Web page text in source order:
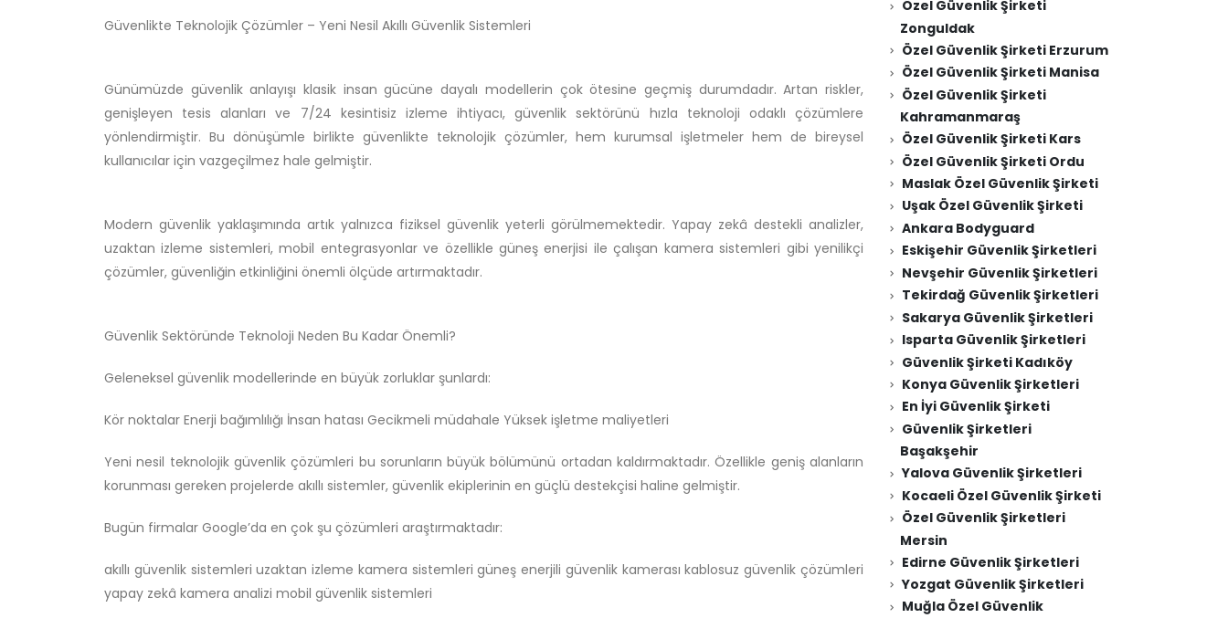
Güvenlikte Teknolojik Çözümler – Yeni Nesil Akıllı Güvenlik Sistemleri
Günümüzde güvenlik anlayışı klasik insan gücüne dayalı modellerin çok ötesine geçmiş durumdadır. Artan riskler,
genişleyen tesis alanları ve 7/24 kesintisiz izleme ihtiyacı, güvenlik sektörünü hızla teknoloji odaklı çözümlere
yönlendirmiştir. Bu dönüşümle birlikte güvenlikte teknolojik çözümler, hem kurumsal işletmeler hem de bireysel
kullanıcılar için vazgeçilmez hale gelmiştir.
Modern güvenlik yaklaşımında artık yalnızca fiziksel güvenlik yeterli görülmemektedir. Yapay zekâ destekli analizler,
uzaktan izleme sistemleri, mobil entegrasyonlar ve özellikle güneş enerjisi ile çalışan kamera sistemleri gibi yenilikçi
çözümler, güvenliğin etkinliğini önemli ölçüde artırmaktadır.
Güvenlik Sektöründe Teknoloji Neden Bu Kadar Önemli?
Geleneksel güvenlik modellerinde en büyük zorluklar şunlardı:
Kör noktalar Enerji bağımlılığı İnsan hatası Gecikmeli müdahale Yüksek işletme maliyetleri
Yeni nesil teknolojik güvenlik çözümleri bu sorunların büyük bölümünü ortadan kaldırmaktadır. Özellikle geniş alanların
korunması gereken projelerde akıllı sistemler, güvenlik ekiplerinin en güçlü destekçisi haline gelmiştir.
Bugün firmalar Google’da en çok şu çözümleri araştırmaktadır:
akıllı güvenlik sistemleri uzaktan izleme kamera sistemleri güneş enerjili güvenlik kamerası kablosuz güvenlik çözümleri
yapay zekâ kamera analizi mobil güvenlik sistemleri
Özel Güvenlik Şirketi
Zonguldak
Özel Güvenlik Şirketi Erzurum
Özel Güvenlik Şirketi Manisa
Özel Güvenlik Şirketi
Kahramanmaraş
Özel Güvenlik Şirketi Kars
Özel Güvenlik Şirketi Ordu
Maslak Özel Güvenlik Şirketi
Uşak Özel Güvenlik Şirketi
Ankara Bodyguard
Eskişehir Güvenlik Şirketleri
Nevşehir Güvenlik Şirketleri
Tekirdağ Güvenlik Şirketleri
Sakarya Güvenlik Şirketleri
Isparta Güvenlik Şirketleri
Güvenlik Şirketi Kadıköy
Konya Güvenlik Şirketleri
En İyi Güvenlik Şirketi
Güvenlik Şirketleri
Başakşehir
Yalova Güvenlik Şirketleri
Kocaeli Özel Güvenlik Şirketi
Özel Güvenlik Şirketleri
Mersin
Edirne Güvenlik Şirketleri
Yozgat Güvenlik Şirketleri
Muğla Özel Güvenlik